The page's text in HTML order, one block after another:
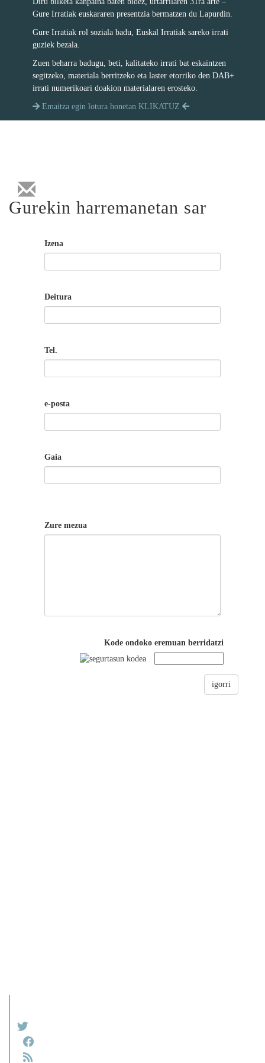
Gure Irratiak euskararen presentzia bermatzen du Lapurdin.
Gure Irratiak rol soziala badu, Euskal Irratiak sareko irrati
guziek bezala.
Zuen beharra badugu, beti, kalitateko irrati bat eskaintzen
segitzeko, materiala berritzeko eta laster etorriko den DAB+
irrati numerikoari doakion materialaren erosteko.
Emaitza egin lotura honetan KLIKATUZ
Gurekin harremanetan sar
Izena
Deitura
Tel.
e-posta
Gaia
Zure mezua
Kode ondoko eremuan berridatzi
igorri